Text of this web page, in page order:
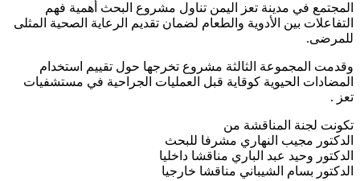
المجتمع في مدينة تعز اليمن تناول مشروع البحث أهمية فهم
التفاعلات بين الأدوية والطعام لضمان تقديم الرعاية الصحية المثلى
للمرضى.
وقدمت المجموعة الثالثة مشروع تخرجها حول تقييم استخدام
المضادات الحيوية كوقاية قبل العمليات الجراحية في مستشفيات
تعز .
تكونت لجنة المناقشة من
الدكتور مجيب النهاري مشرفا للبحث
الدكتور وحيد عبد الباري مناقشا داخليا
الدكتور بسام الشيباني مناقشا خارجيا